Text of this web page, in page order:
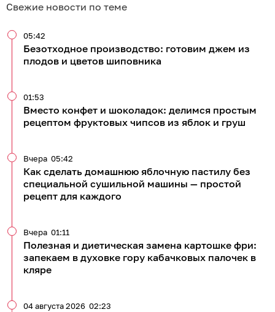
Свежие новости по теме
Безотходное производство: готовим джем из
плодов и цветов шиповника
05:42
Вместо конфет и шоколадок: делимся простым
рецептом фруктовых чипсов из яблок и груш
01:53
Как сделать домашнюю яблочную пастилу без
специальной сушильной машины — простой
рецепт для каждого
Вчера 05:42
Полезная и диетическая замена картошке фри:
запекаем в духовке гору кабачковых палочек в
кляре
Вчера 01:11
04 августа 2026 02:23